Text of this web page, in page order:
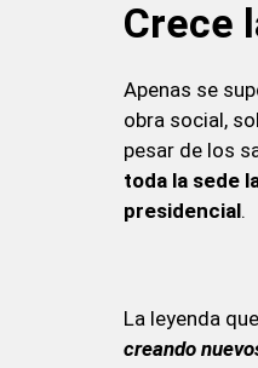
Crece
Apenas se
obra social,
pesar de los
toda la sede
presidencial.
La leyenda
creando